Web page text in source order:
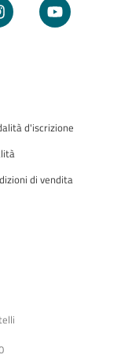
d'iscrizione
di vendita